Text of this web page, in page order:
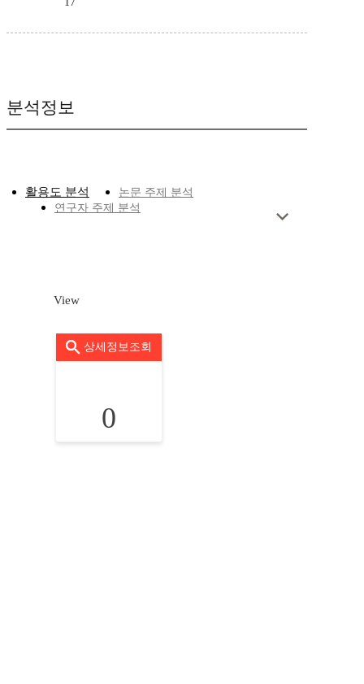
분석정보
활용도 분석
논문 주제 분석
연구자 주제 분석
View
상세정보조회
0